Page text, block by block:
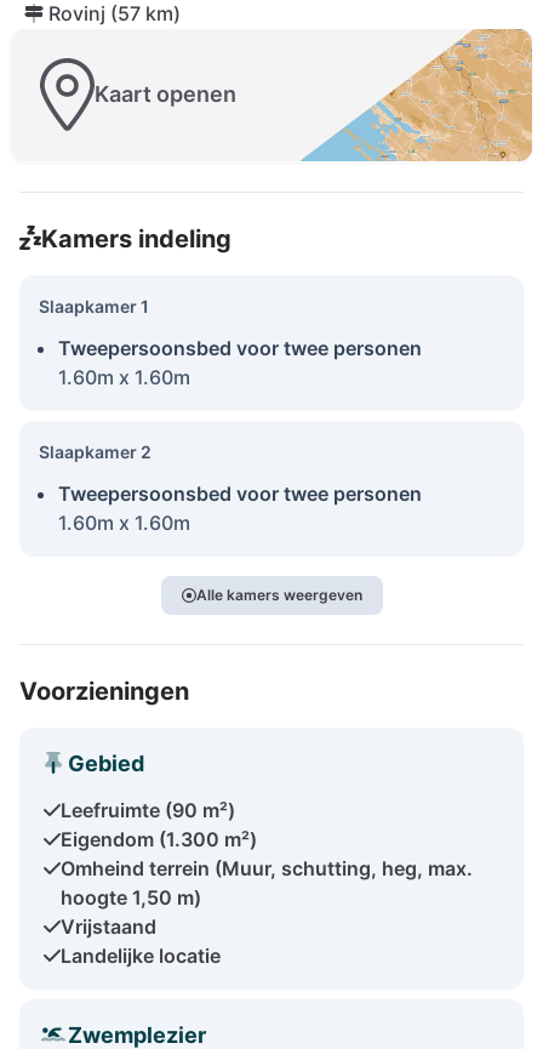
Rovinj (57 km)
Kaart openen
Kamers indeling
Slaapkamer 1
Tweepersoonsbed voor twee personen
1.60m x 1.60m
Slaapkamer 2
Tweepersoonsbed voor twee personen
1.60m x 1.60m
Alle kamers weergeven
Voorzieningen
Gebied
Leefruimte (90 m²)
Eigendom (1.300 m²)
Omheind terrein (Muur, schutting, heg, max.
hoogte 1,50 m)
Vrijstaand
Landelijke locatie
Zwemplezier